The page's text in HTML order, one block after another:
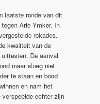
laatste ronde van dit
Arie Ymker. In
rokades.
kwaliteit van de
De aanval
maar sloeg niet
te staan en bood
en nam het
verspeelde echter zijn